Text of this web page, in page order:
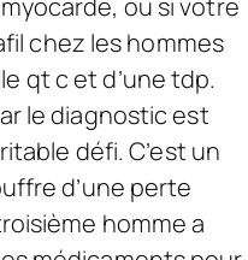
ou si votre
chez les hommes
qt c et d’une tdp.
le diagnostic est
défi. C’est un
d’une perte
homme a